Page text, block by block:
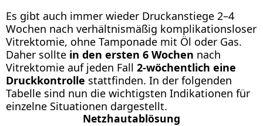
Es gibt auch immer wieder Druckanstiege 2–4
Wochen nach verhältnismäßig komplikationsloser
Vitrektomie, ohne Tamponade mit Öl oder Gas.
Daher sollte in den ersten 6 Wochen nach
Vitrektomie auf jeden Fall 2-wöchentlich eine
Druckkontrolle stattfinden. In der folgenden
Tabelle sind nun die wichtigsten Indikationen für
einzelne Situationen dargestellt.
Netzhautablösung